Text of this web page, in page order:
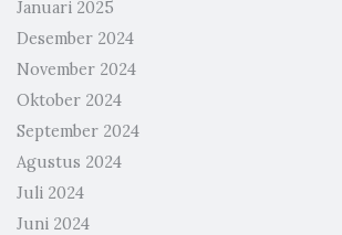
Januari 2025
Desember 2024
November 2024
Oktober 2024
September 2024
Agustus 2024
Juli 2024
Juni 2024